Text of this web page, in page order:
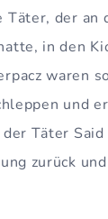
der an
in den
waren
und
Täter
zurück